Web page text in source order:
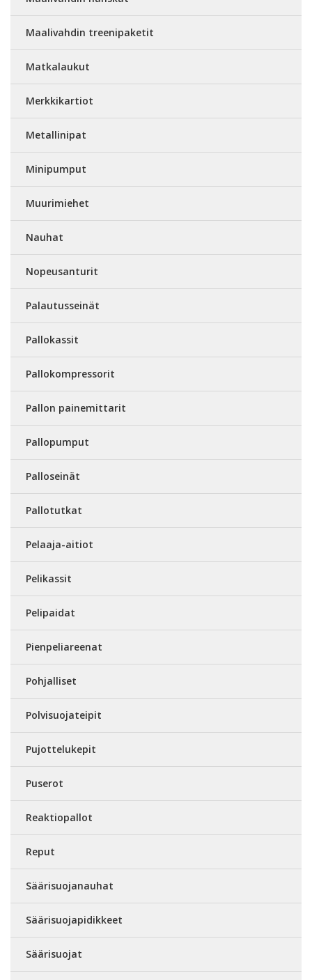
Maalivahdin treenipaketit
Matkalaukut
Merkkikartiot
Metallinipat
Minipumput
Muurimiehet
Nauhat
Nopeusanturit
Palautusseinät
Pallokassit
Pallokompressorit
Pallon painemittarit
Pallopumput
Palloseinät
Pallotutkat
Pelaaja-aitiot
Pelikassit
Pelipaidat
Pienpeliareenat
Pohjalliset
Polvisuojateipit
Pujottelukepit
Puserot
Reaktiopallot
Reput
Säärisuojanauhat
Säärisuojapidikkeet
Säärisuojat